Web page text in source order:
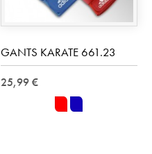
GANTS KARATE 661.23
25,99 €
rougebleu